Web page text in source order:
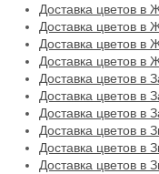
Доставка цветов в
Доставка цветов в
Доставка цветов в
Доставка цветов в
Доставка цветов в
Доставка цветов в
Доставка цветов в
Доставка цветов в
Доставка цветов в
Доставка цветов в